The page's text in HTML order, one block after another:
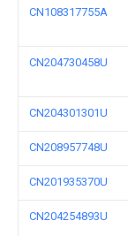
CN108317755A
CN204730458U
CN204301301U
CN208957748U
CN201935370U
CN204254893U